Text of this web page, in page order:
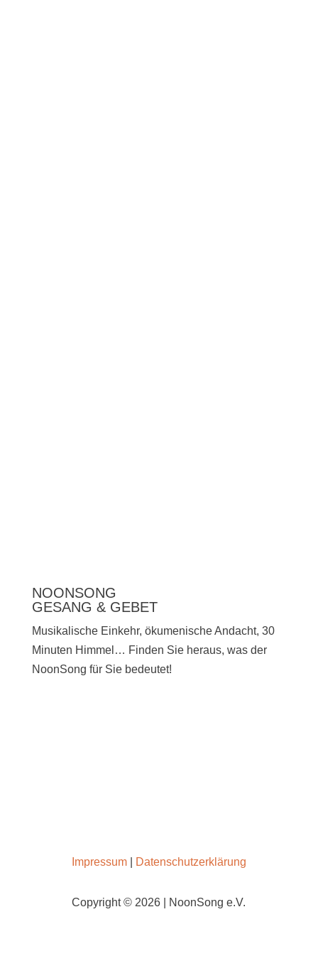
NOONSONG
GESANG & GEBET
Musikalische Einkehr, ökumenische Andacht, 30
Minuten Himmel… Finden Sie heraus, was der
NoonSong für Sie bedeutet!
Impressum| Datenschutzerklärung
Copyright © 2026 | NoonSong e.V.